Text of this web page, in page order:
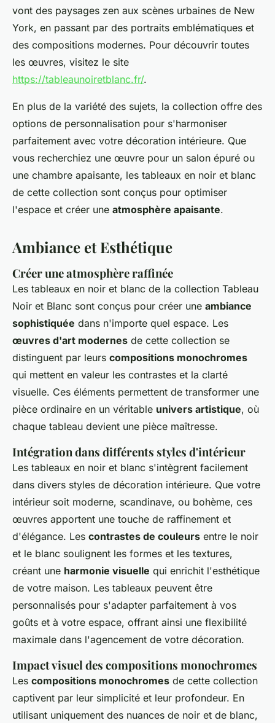
vont des paysages zen aux scènes urbaines de New
York, en passant par des portraits emblématiques et
des compositions modernes. Pour découvrir toutes
les œuvres, visitez le site
https://tableaunoiretblanc.fr/.
En plus de la variété des sujets, la collection offre des
options de personnalisation pour s'harmoniser
parfaitement avec votre décoration intérieure. Que
vous recherchiez une œuvre pour un salon épuré ou
une chambre apaisante, les tableaux en noir et blanc
de cette collection sont conçus pour optimiser
l'espace et créer une atmosphère apaisante.
Ambiance et Esthétique
Créer une atmosphère raffinée
Les tableaux en noir et blanc de la collection Tableau
Noir et Blanc sont conçus pour créer une ambiance
sophistiquée dans n'importe quel espace. Les
œuvres d'art modernes de cette collection se
distinguent par leurs compositions monochromes
qui mettent en valeur les contrastes et la clarté
visuelle. Ces éléments permettent de transformer une
pièce ordinaire en un véritable univers artistique, où
chaque tableau devient une pièce maîtresse.
Intégration dans différents styles d'intérieur
Les tableaux en noir et blanc s'intègrent facilement
dans divers styles de décoration intérieure. Que votre
intérieur soit moderne, scandinave, ou bohème, ces
œuvres apportent une touche de raffinement et
d'élégance. Les contrastes de couleurs entre le noir
et le blanc soulignent les formes et les textures,
créant une harmonie visuelle qui enrichit l'esthétique
de votre maison. Les tableaux peuvent être
personnalisés pour s'adapter parfaitement à vos
goûts et à votre espace, offrant ainsi une flexibilité
maximale dans l'agencement de votre décoration.
Impact visuel des compositions monochromes
Les compositions monochromes de cette collection
captivent par leur simplicité et leur profondeur. En
utilisant uniquement des nuances de noir et de blanc,